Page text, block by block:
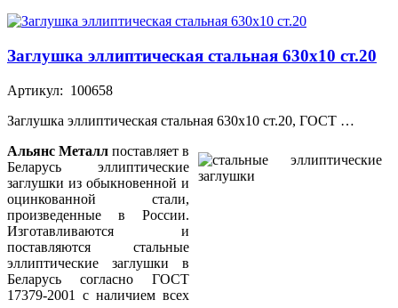
Заглушка эллиптическая стальная 630х10 ст.20
Артикул: 100658
Заглушка эллиптическая стальная 630х10 ст.20, ГОСТ …
Альянс Металл поставляет в
Беларусь эллиптические
заглушки из обыкновенной и
оцинкованной стали,
произведенные в России.
Изготавливаются и
поставляются стальные
эллиптические заглушки в
Беларусь согласно ГОСТ
17379-2001 с наличием всех